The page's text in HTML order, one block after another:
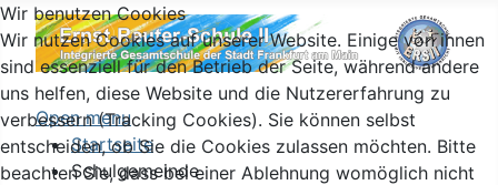
Open menu
Startseite
Schulgemeinde
Wir benutzen Cookies
Wir nutzen Cookies auf unserer Website. Einige von ihnen
sind essenziell für den Betrieb der Seite, während andere
uns helfen, diese Website und die Nutzererfahrung zu
verbessern (Tracking Cookies). Sie können selbst
entscheiden, ob Sie die Cookies zulassen möchten. Bitte
beachten Sie, dass bei einer Ablehnung womöglich nicht